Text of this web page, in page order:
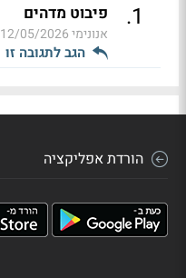
1
. פיבוט מדהים
אנונימי12/05/2026 07:50
הגב לתגובה זו
הורדת אפליקציה